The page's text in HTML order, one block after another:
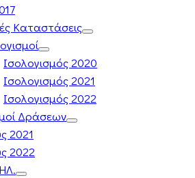
Καταστάσεις
Ισολογισμός 2020
Ισολογισμός 2021
Ισολογισμός 2022
Δράσεων
2021
2022